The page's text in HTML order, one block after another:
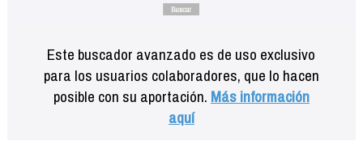
Este buscador avanzado es de uso exclusivo
para los usuarios colaboradores, que lo hacen
posible con su aportación. Más información
aquí